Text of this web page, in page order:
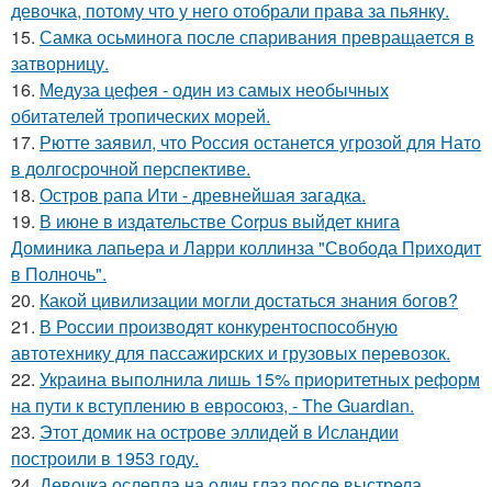
девочка, потому что у него отобрали права за пьянку.
15. Самка осьминога после спаривания превращается в
затворницу.
16. Медуза цефея - один из самых необычных
обитателей тропических морей.
17. Рютте заявил, что Россия останется угрозой для Нато
в долгосрочной перспективе.
18. Остров рапа Ити - древнейшая загадка.
19. В июне в издательстве Corpus выйдет книга
Доминика лапьера и Ларри коллинза "Свобода Приходит
в Полночь".
20. Какой цивилизации могли достаться знания богов?
21. В России производят конкурентоспособную
автотехнику для пассажирских и грузовых перевозок.
22. Украина выполнила лишь 15% приоритетных реформ
на пути к вступлению в евросоюз, - The Guardian.
23. Этот домик на острове эллидей в Исландии
построили в 1953 году.